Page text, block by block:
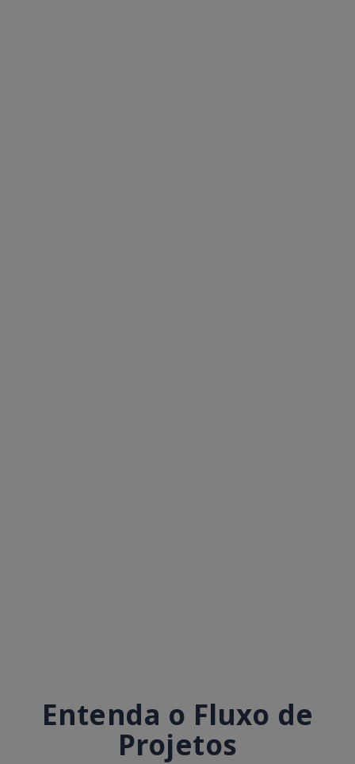
Entenda o Fluxo de
Projetos